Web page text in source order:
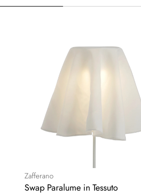
Zafferano
Swap Paralume in Tessuto